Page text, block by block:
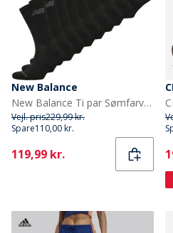
New Balance
New Balance Ti par Sømfarvede Strømpebukser Sort
Vejl. pris229,99 kr.
Spare110,00 kr.
Current
119,99 kr.